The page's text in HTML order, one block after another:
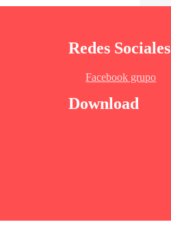
Redes Sociales
Facebook grupo
Download